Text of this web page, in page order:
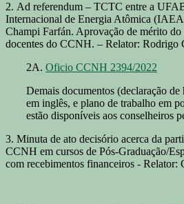
2. Ad referendum – TCTC entre a
Internacional de Energia Atômica
Champi Farfán. Aprovação de mérito
docentes do CCNH. – Relator: Rodrigo
2A. Oficio CCNH 2394/2022
Demais documentos (declaração
em inglês, e plano de trabalho em
estão disponíveis aos conselheiros
3. Minuta de ato decisório acerca da
CCNH em cursos de Pós-Graduação/
com recebimentos financeiros - Relator: